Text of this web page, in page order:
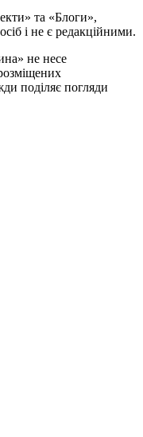
та «Блоги»,
і не є редакційними.
не несе
поділяє погляди